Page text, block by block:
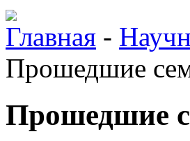
Главная -
Прошедшие
Прошедшие